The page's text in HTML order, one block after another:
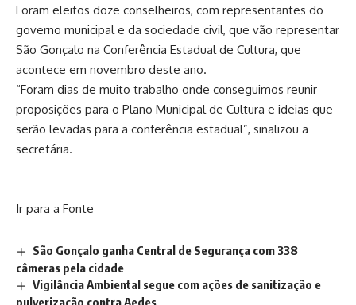
Foram eleitos doze conselheiros, com representantes do
governo municipal e da sociedade civil, que vão representar
São Gonçalo na Conferência Estadual de Cultura, que
acontece em novembro deste ano.
“Foram dias de muito trabalho onde conseguimos reunir
proposições para o Plano Municipal de Cultura e ideias que
serão levadas para a conferência estadual”, sinalizou a
secretária.
Ir para a Fonte
São Gonçalo ganha Central de Segurança com 338
câmeras pela cidade
Vigilância Ambiental segue com ações de sanitização e
pulverização contra Aedes